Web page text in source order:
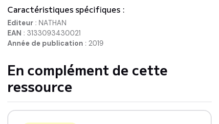
Caractéristiques spécifiques :
Editeur : NATHAN
EAN : 3133093430021
Année de publication : 2019
En complément de cette
ressource